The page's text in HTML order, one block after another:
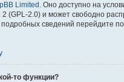
Limited . Оно доступно на
(GPL-2.0) и может свободно
сведений перейдите
то функции?